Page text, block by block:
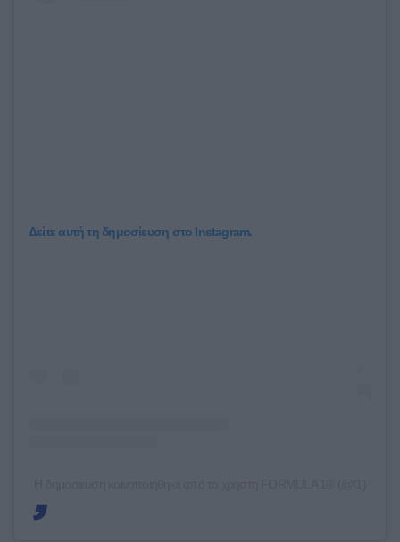
Δείτε αυτή τη δημοσίευση στο Instagram.